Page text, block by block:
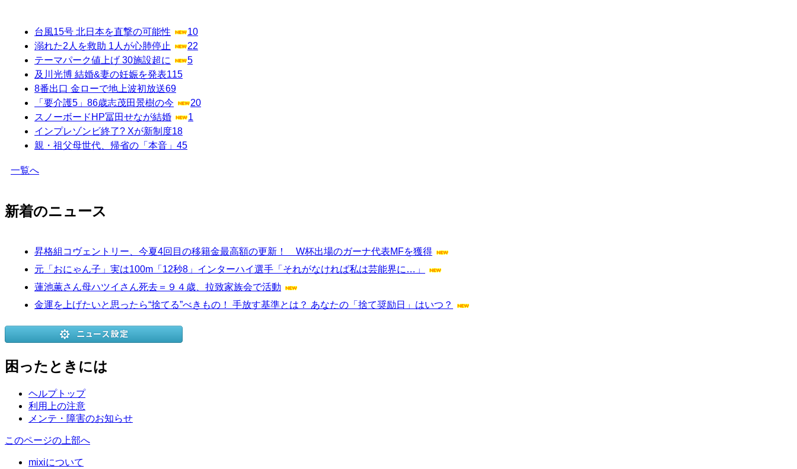
台風15号 北日本を直撃の可能性
10
溺れた2人を救助 1人が心肺停止
22
テーマパーク値上げ 30施設超に
5
及川光博 結婚&妻の妊娠を発表115
8番出口 金ローで地上波初放送69
「要介護5」86歳志茂田景樹の今
20
スノーボードHP冨田せなが結婚
1
インプレゾンビ終了? Xが新制度18
親・祖父母世代、帰省の「本音」 45
一覧へ
新着のニュース
昇格組コヴェントリー、今夏4回目の移籍金最高額の更新！ W杯出場のガーナ代表MFを獲得
元「おにゃん子」実は100m「12秒8」インターハイ選手「それがなければ私は芸能界に…」
蓮池薫さん母ハツイさん死去＝９４歳、拉致家族会で活動
金運を上げたいと思ったら“捨てる”べきもの！ 手放す基準とは？ あなたの「捨て奨励日」はいつ？
困ったときには
ヘルプトップ
利用上の注意
メンテ・障害のお知らせ
このページの上部へ
mixiについて